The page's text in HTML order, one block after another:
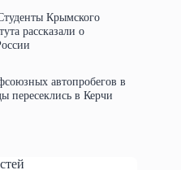
Крымского
рассказали о
автопробегов в
пересеклись в Керчи